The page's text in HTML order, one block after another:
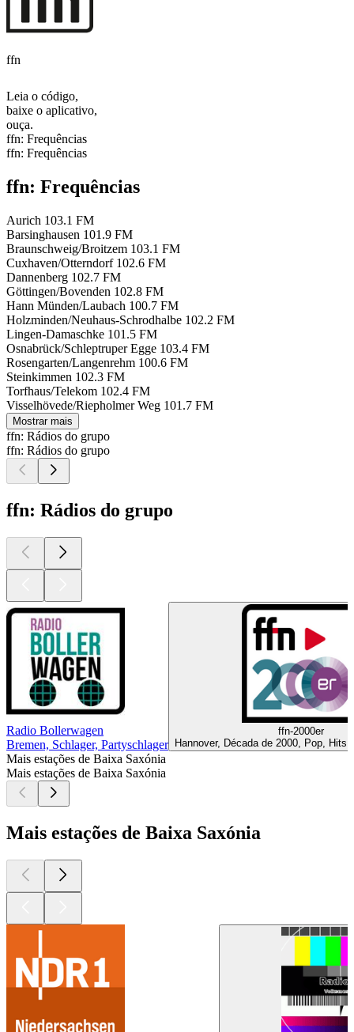
ffn
Leia o código,
baixe o aplicativo,
ouça.
ffn: Frequências
ffn: Frequências
ffn: Frequências
Aurich 103.1 FM
Barsinghausen 101.9 FM
Braunschweig/Broitzem 103.1 FM
Cuxhaven/Otterndorf 102.6 FM
Dannenberg 102.7 FM
Göttingen/Bovenden 102.8 FM
Hann Münden/Laubach 100.7 FM
Holzminden/Neuhaus-Schrodhalbe 102.2 FM
Lingen-Damaschke 101.5 FM
Osnabrück/Schleptruper Egge 103.4 FM
Rosengarten/Langenrehm 100.6 FM
Steinkimmen 102.3 FM
Torfhaus/Telekom 102.4 FM
Visselhövede/Riepholmer Weg 101.7 FM
Mostrar mais
ffn: Rádios do grupo
ffn: Rádios do grupo
ffn: Rádios do grupo
Radio Bollerwagen
Bremen, Schlager, Partyschlager
ffn-2000er
Hannover, Década de 2000, Pop, Hits,
Mais estações de Baixa Saxónia
Mais estações de Baixa Saxónia
Mais estações de Baixa Saxónia